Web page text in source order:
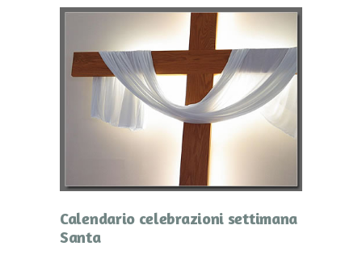
CONTATTI
Calendario celebrazioni settimana
Santa